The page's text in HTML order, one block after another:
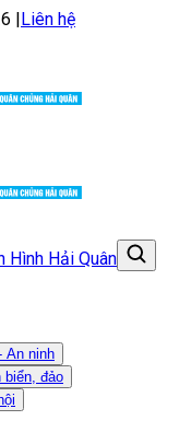
|Liên hệ
Hình Hải Quân
An ninh
biển, đảo